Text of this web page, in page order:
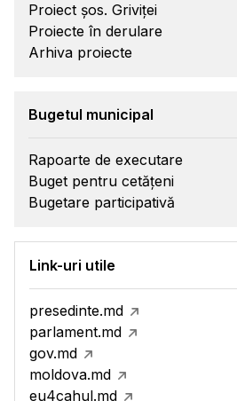
Proiect șos. Griviței
Proiecte în derulare
Arhiva proiecte
Bugetul municipal
Rapoarte de executare
Buget pentru cetățeni
Bugetare participativă
Link-uri utile
presedinte.md
parlament.md
gov.md
moldova.md
eu4cahul.md